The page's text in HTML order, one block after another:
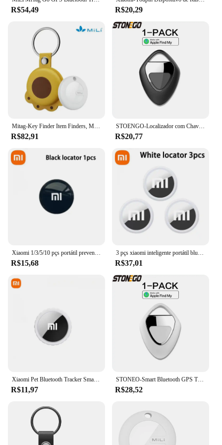
R$54,49 R$20,29
Mitag-Key Finder Item Finders, MFi Certified, Bluetooth, GPS, Gato, Dog Locator, Rastreador, Dispositivo Anti-Loss, Funciona com a Apple Find, Meu
R$82,91
STOENGO-Localizador com Chaves do Finder, Funciona com Apple Find My App, Rastreador para Chaves Perdidas, Bolsas, Carteiras, Bagagem, Apenas para IOS
R$20,77
Xiaomi 1/3/5/10 pçs portátil prevenção de perda bluetooth 4.0 rastreador crianças pet carteira chave localizador gps rastreador mini localizador inteligente
R$15,68
3 pçs xiaomi inteligente portátil bluetooth rastreador chave localizador dispositivo compacto para chaves carteira animais de estimação itens de rastreamento de bagagem
R$37,01
Xiaomi Pet Bluetooth Tracker Smart Pet Dispositivo localizador Bluetooth para fácil rastreamento de animais de estimação e segurança leve à prova d'água
R$11,97
STONEO-Smart Bluetooth GPS Tracker, Dispositivo Anti-Perdido para Chaves, Animais de Estimação, Idosos, Crianças, Compatível com Apple Find,
R$28,52